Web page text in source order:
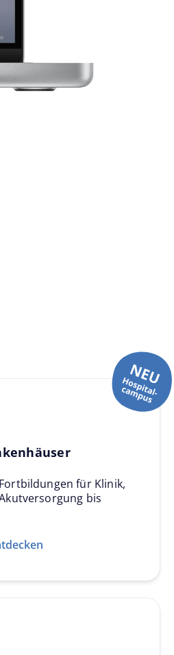
für Klinik,
bis